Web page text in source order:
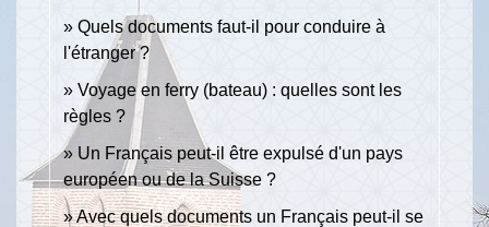
Quels documents faut-il pour conduire à
l'étranger ?
Voyage en ferry (bateau) : quelles sont les
règles ?
Un Français peut-il être expulsé d'un pays
européen ou de la Suisse ?
Avec quels documents un Français peut-il se